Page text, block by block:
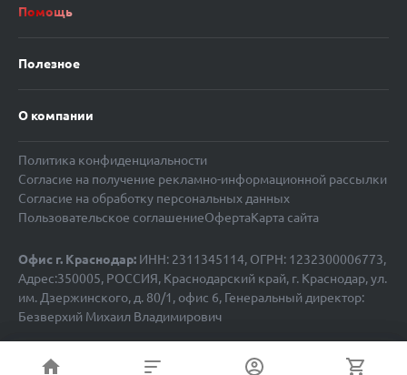
Помощь
Полезное
О компании
Политика конфиденциальности
Согласие на получение рекламно-информационной рассылки
Согласие на обработку персональных данных
Пользовательское соглашениеОфертаКарта сайта
Офис г. Краснодар: ИНН: 2311345114, ОГРН: 1232300006773,
Адрес:350005, РОССИЯ, Краснодарский край, г. Краснодар, ул.
им. Дзержинского, д. 80/1, офис 6, Генеральный директор:
Безверхий Михаил Владимирович